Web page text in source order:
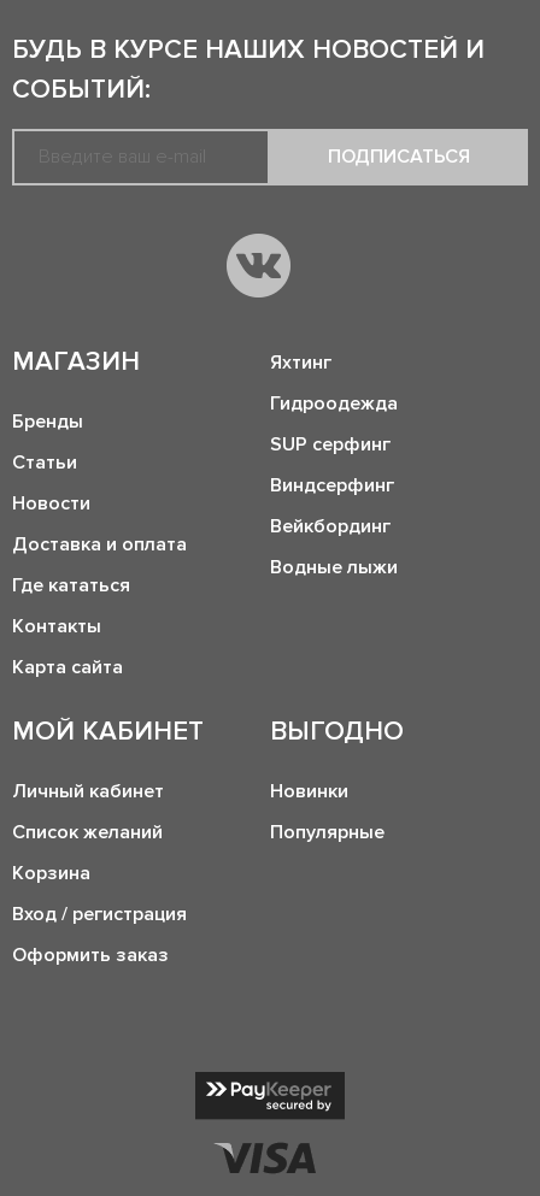
БУДЬ В КУРСЕ НАШИХ НОВОСТЕЙ И
СОБЫТИЙ:
ПОДПИСАТЬСЯ
МАГАЗИН
Бренды
Статьи
Новости
Доставка и оплата
Где кататься
Контакты
Карта сайта
Яхтинг
Гидроодежда
SUP серфинг
Виндсерфинг
Вейкбординг
Водные лыжи
МОЙ КАБИНЕТ
Личный кабинет
Список желаний
Корзина
Вход / регистрация
Оформить заказ
ВЫГОДНО
Новинки
Популярные